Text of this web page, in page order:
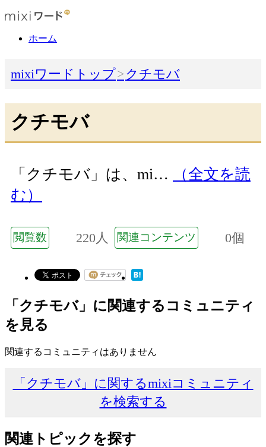
ホーム
mixiワードトップ クチモバ
クチモバ
「クチモバ」は、mi…
（全文を読
む）
閲覧数 220人 関連コンテンツ 0個
「クチモバ」に関連するコミュニティ
を見る
関連するコミュニティはありません
「クチモバ」に関するmixiコミュニティ
を検索する
関連トピックを探す